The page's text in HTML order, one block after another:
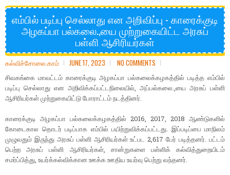
எம்பில் படிப்பு செல்லாது என அறிவிப்பு - காரைக்குடி
அழகப்பா பல்கலை.,யை முற்றுகையிட்ட அரசுப்
பள்ளி ஆசிரியர்கள்
கல்விச்சோலை.காம் JUNE 17, 2023 NO COMMENTS
சிவகங்கை மாவட்டம் காரைக்குடி அழகப்பா பல்கலைக்கழகத்தில் படித்த எம்பில்
படிப்பு செல்லாது என அறிவிக்கப்பட்டநிலையில், அப்பல்கலை.,யை அரசுப் பள்ளி
ஆசிரியர்கள் முற்றுகையிட்டு போராட்டம் நடத்தினர்.
காரைக்குடி அழகப்பா பல்கலைக்கழகத்தில் 2016, 2017, 2018 ஆண்டுகளில்
கோடைகால தொடர் படிப்பாக எம்பில் பயிற்றுவிக்கப்பட்டது. இப்படிப்பை மாநிலம்
முழுவதும் இருந்து அரசுப் பள்ளி ஆசிரியர்கள் உட்பட 2,617 பேர் படித்தனர். பட்டம்
பெற்ற அரசுப் பள்ளி ஆசிரியர்கள், சான்றுகளை பள்ளிக் கல்வித்துறையிடம்
சமர்ப்பித்து, உயர்க்கல்விக்கான ஊக்க ஊதிய உயர்வு பெற்று வந்தனர்.